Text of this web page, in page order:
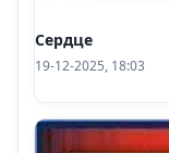
Сердце
19-12-2025, 18:03